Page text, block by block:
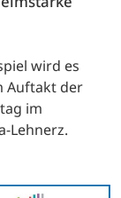
wird es
Auftakt der
im
Lehnerz.